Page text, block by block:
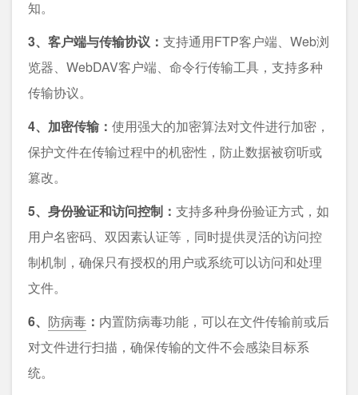
知。
3、客户端与传输协议： 支持通用FTP客户端、Web浏
览器、WebDAV客户端、命令行传输工具，支持多种
传输协议。
4、加密传输： 使用强大的加密算法对文件进行加密，
保护文件在传输过程中的机密性，防止数据被窃听或
篡改。
5、身份验证和访问控制： 支持多种身份验证方式，如
用户名密码、双因素认证等，同时提供灵活的访问控
制机制，确保只有授权的用户或系统可以访问和处理
文件。
6、 防病毒 ： 内置防病毒功能，可以在文件传输前或后
对文件进行扫描，确保传输的文件不会感染目标系
统。